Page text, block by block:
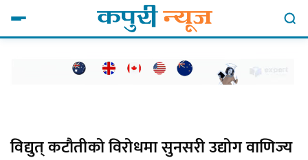
विद्युत् कटौतीको विरोधमा सुनसरी उद्योग वाणिज्य